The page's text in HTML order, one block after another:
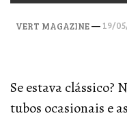
VERT MAGAZINE— 19/
Se estava clássico?
tubos ocasionais e